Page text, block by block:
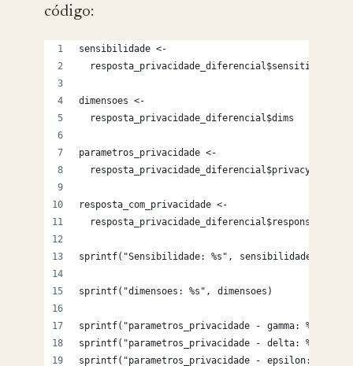
código:
sensibilidade <-
  resposta_privacidade_diferencial$sensitivity
dimensoes <-
  resposta_privacidade_diferencial$dims
parametros_privacidade <-
  resposta_privacidade_diferencial$privacyParams
resposta_com_privacidade <-
  resposta_privacidade_diferencial$response
sprintf("Sensibilidade: %s", sensibilidade)
sprintf("dimensoes: %s", dimensoes)
sprintf("parametros_privacidade - gamma: %s",
sprintf("parametros_privacidade - delta: %s",
sprintf("parametros_privacidade - epsilon: %s",